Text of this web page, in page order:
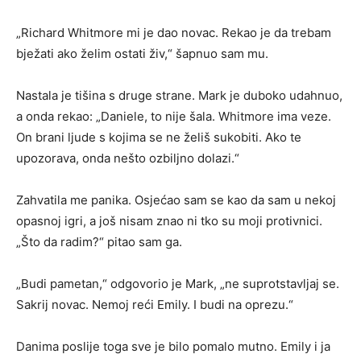
„Richard Whitmore mi je dao novac. Rekao je da trebam
bježati ako želim ostati živ,“ šapnuo sam mu.
Nastala je tišina s druge strane. Mark je duboko udahnuo,
a onda rekao: „Daniele, to nije šala. Whitmore ima veze.
On brani ljude s kojima se ne želiš sukobiti. Ako te
upozorava, onda nešto ozbiljno dolazi.“
Zahvatila me panika. Osjećao sam se kao da sam u nekoj
opasnoj igri, a još nisam znao ni tko su moji protivnici.
„Što da radim?“ pitao sam ga.
„Budi pametan,“ odgovorio je Mark, „ne suprotstavljaj se.
Sakrij novac. Nemoj reći Emily. I budi na oprezu.“
Danima poslije toga sve je bilo pomalo mutno. Emily i ja